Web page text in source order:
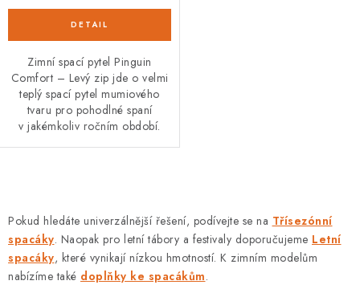
Zimní spací pytel Pinguin
Comfort – Levý zip jde o velmi
teplý spací pytel mumiového
tvaru pro pohodlné spaní
v jakémkoliv ročním období.
v
l
á
d
Pokud hledáte univerzálnější řešení, podívejte se na Třísezónní
spacáky. Naopak pro letní tábory a festivaly doporučujeme Letní
spacáky, které vynikají nízkou hmotností. K zimním modelům
nabízíme také doplňky ke spacákům.